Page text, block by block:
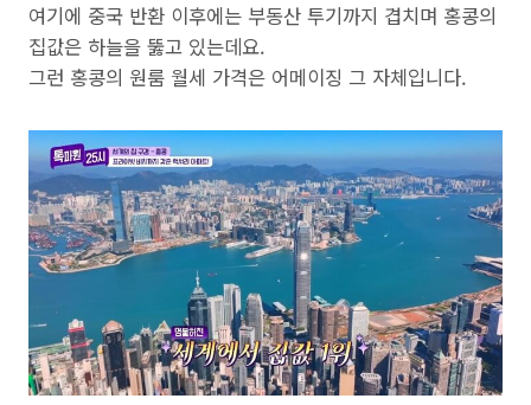
여기에 중국 반환 이후에는 부동산 투기까지 겹치며 홍콩의
집값은 하늘을 뚫고 있는데요.
그런 홍콩의 원룸 월세 가격은 어메이징 그 자체입니다.